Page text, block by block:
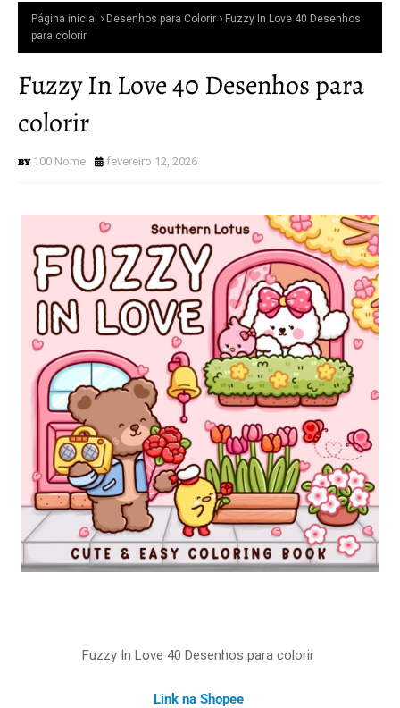
Página inicial Desenhos para Colorir
Fuzzy In Love 40 Desenhos
para colorir
Fuzzy In Love 40 Desenhos para
colorir
100 Nome fevereiro 12, 2026
Fuzzy In Love 40 Desenhos para colorir
Link na Shopee